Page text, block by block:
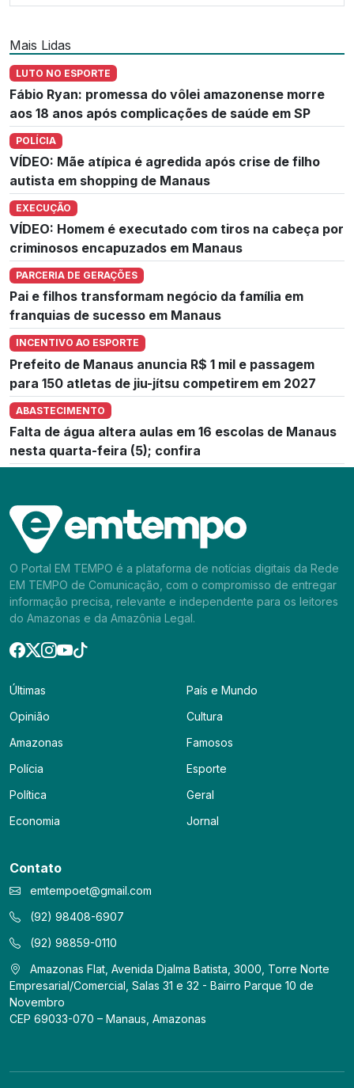
Mais Lidas
LUTO NO ESPORTE
Fábio Ryan: promessa do vôlei amazonense morre
aos 18 anos após complicações de saúde em SP
POLÍCIA
VÍDEO: Mãe atípica é agredida após crise de filho
autista em shopping de Manaus
EXECUÇÃO
VÍDEO: Homem é executado com tiros na cabeça por
criminosos encapuzados em Manaus
PARCERIA DE GERAÇÕES
Pai e filhos transformam negócio da família em
franquias de sucesso em Manaus
INCENTIVO AO ESPORTE
Prefeito de Manaus anuncia R$ 1 mil e passagem
para 150 atletas de jiu-jítsu competirem em 2027
ABASTECIMENTO
Falta de água altera aulas em 16 escolas de Manaus
nesta quarta-feira (5); confira
O Portal EM TEMPO é a plataforma de notícias digitais da Rede
EM TEMPO de Comunicação, com o compromisso de entregar
informação precisa, relevante e independente para os leitores
do Amazonas e da Amazônia Legal.
Últimas
Opinião
Amazonas
Polícia
Política
Economia
País e Mundo
Cultura
Famosos
Esporte
Geral
Jornal
Contato
emtempoet@gmail.com
(92) 98408-6907
(92) 98859-0110
Amazonas Flat, Avenida Djalma Batista, 3000, Torre Norte
Empresarial/Comercial, Salas 31 e 32 - Bairro Parque 10 de
Novembro
CEP 69033-070 – Manaus, Amazonas